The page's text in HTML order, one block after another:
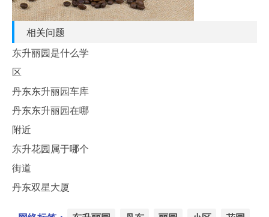
相关问题
东升丽园是什么学
区
丹东东升丽园车库
丹东东升丽园在哪
附近
东升花园属于哪个
街道
丹东双星大厦